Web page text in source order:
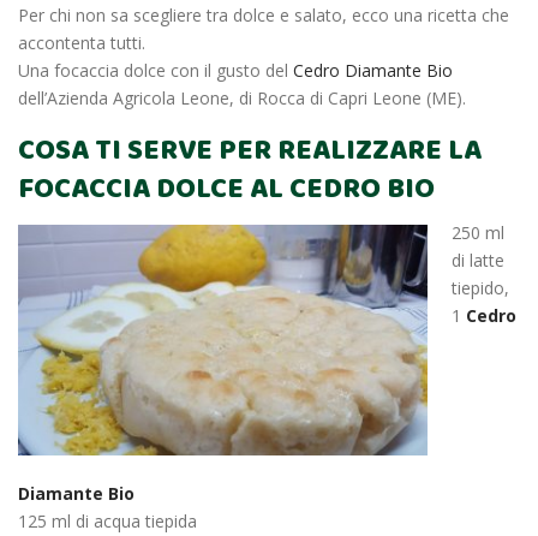
Per chi non sa scegliere tra dolce e salato, ecco una ricetta che
accontenta tutti.
Una focaccia dolce con il gusto del Cedro Diamante Bio
dell’Azienda Agricola Leone, di Rocca di Capri Leone (ME).
COSA TI SERVE PER REALIZZARE LA
FOCACCIA DOLCE AL CEDRO BIO
250 ml
di latte
tiepido,
1 Cedro
Diamante Bio
125 ml di acqua tiepida